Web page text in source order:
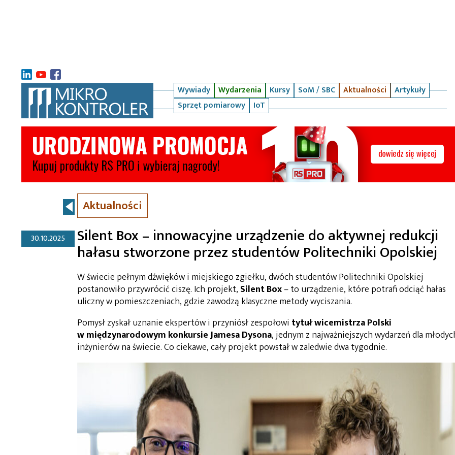
Wywiady Wydarzenia Kursy SoM / SBC Aktualności
Artykuły
Sprzęt pomiarowy
IoT
Aktualności
30.10.2025 Silent Box – innowacyjne urządzenie do aktywnej redukcji
hałasu stworzone przez studentów Politechniki Opolskiej
W świecie pełnym dźwięków i miejskiego zgiełku, dwóch studentów Politechniki Opolskiej
postanowiło przywrócić ciszę. Ich projekt, Silent Box– to urządzenie, które potrafi odciąć hałas
uliczny w pomieszczeniach, gdzie zawodzą klasyczne metody wyciszania.
Pomysł zyskał uznanie ekspertów i przyniósł zespołowi tytułwicemistrza Polski
w międzynarodowym konkursie Jamesa Dysona, jednym z najważniejszych wydarzeń dla
inżynierów na świecie. Co ciekawe, cały projekt powstał w zaledwie dwa tygodnie.